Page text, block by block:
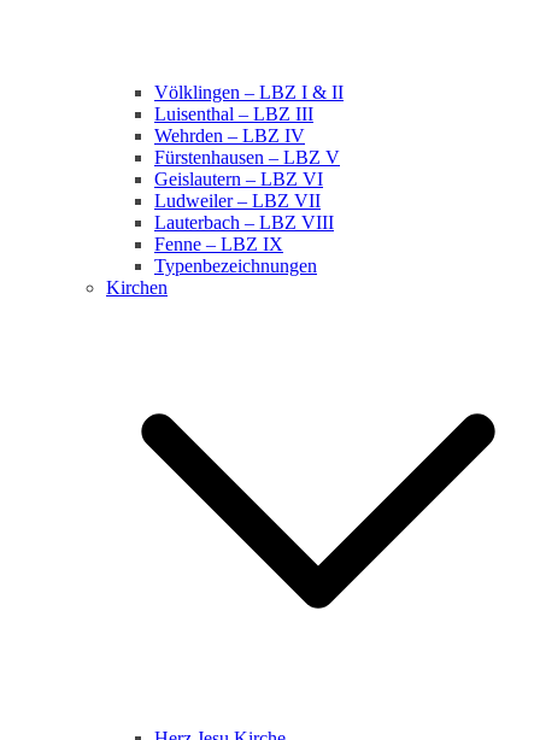
Völklingen – LBZ I & II
Luisenthal – LBZ III
Wehrden – LBZ IV
Fürstenhausen – LBZ V
Geislautern – LBZ VI
Ludweiler – LBZ VII
Lauterbach – LBZ VIII
Fenne – LBZ IX
Typenbezeichnungen
Kirchen